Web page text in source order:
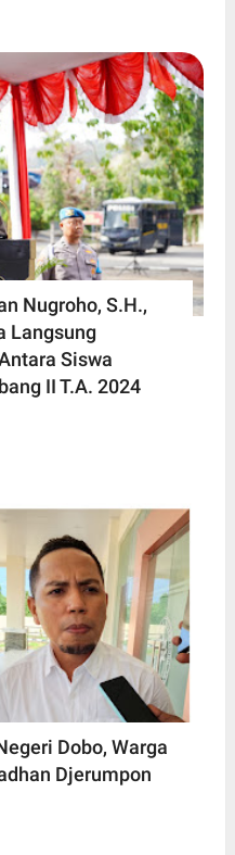
Nugroho, S.H.,
Langsung
Siswa
II T.A. 2024
Dobo, Warga
Djerumpon